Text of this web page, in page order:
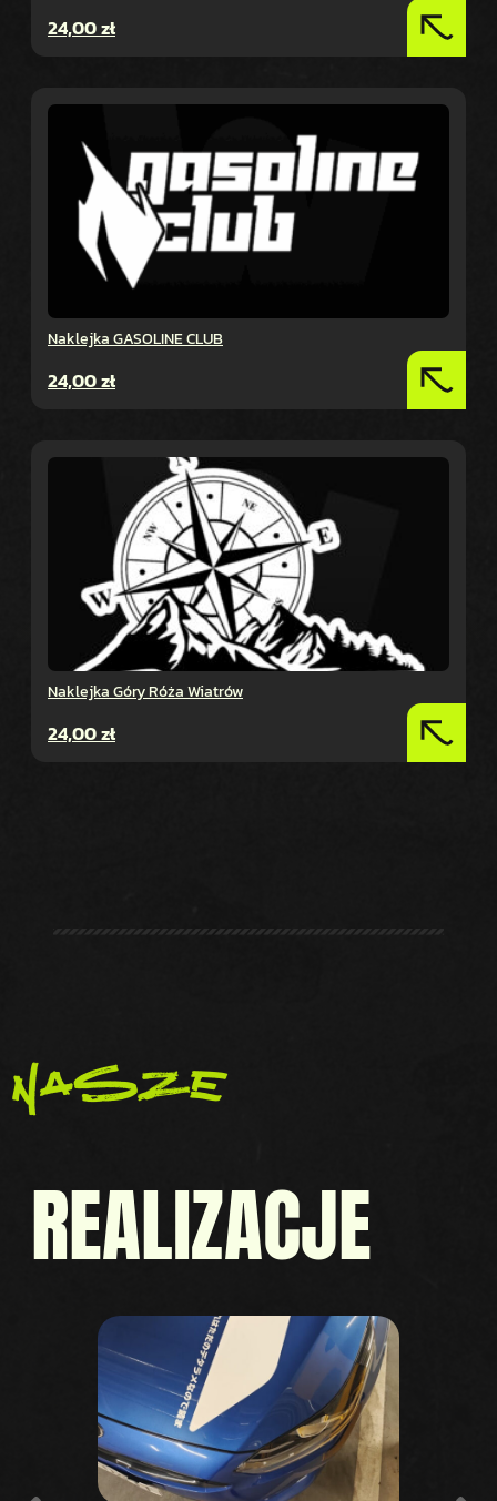
24,00zł
Naklejka GASOLINE CLUB
24,00zł
Naklejka Góry Róża Wiatrów
24,00zł
nasze
REALIZACJE